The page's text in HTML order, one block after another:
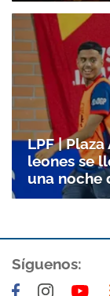
LPF |
leones se
una noche
Síguenos: